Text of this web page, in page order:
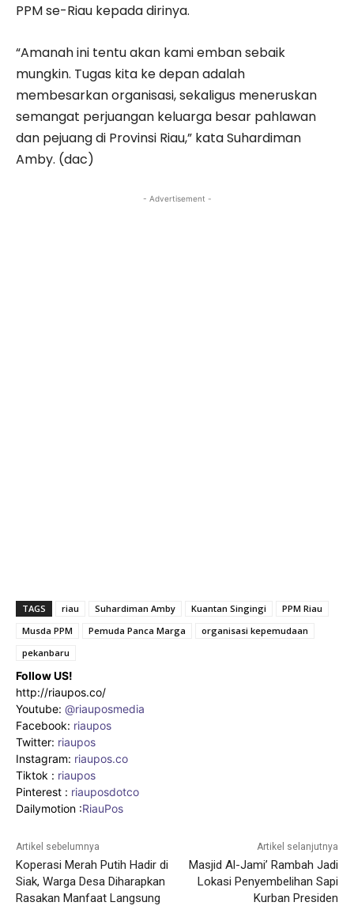
PPM se-Riau kepada dirinya.
“Amanah ini tentu akan kami emban sebaik
mungkin. Tugas kita ke depan adalah
membesarkan organisasi, sekaligus meneruskan
semangat perjuangan keluarga besar pahlawan
dan pejuang di Provinsi Riau,” kata Suhardiman
Amby. (dac)
- Advertisement -
TAGS riau Suhardiman Amby Kuantan Singingi
PPM Riau
Musda PPM
Pemuda Panca Marga
organisasi kepemudaan
pekanbaru
Follow US!
http://riaupos.co/
Youtube: @riauposmedia
Facebook: riaupos
Twitter: riaupos
Instagram: riaupos.co
Tiktok : riaupos
Pinterest : riauposdotco
Dailymotion :RiauPos
Artikel sebelumnya
Koperasi Merah Putih Hadir di
Siak, Warga Desa Diharapkan
Rasakan Manfaat Langsung
Artikel selanjutnya
Masjid Al-Jami’ Rambah Jadi
Lokasi Penyembelihan Sapi
Kurban Presiden